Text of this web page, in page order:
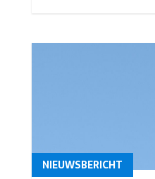
NIEUWSBERICHT